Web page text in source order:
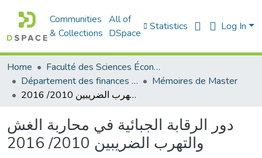
Communities
& Collections
All of
DSpace
Statistics Log In
Home
Faculté des Sciences Économiques Commerciales et des Sciences de Gestion
Département des finances et de comptabilité
Mémoires de Master
دور الرقابة الجبائية في محاربة الغش والتهرب الضريبين 2010/ 2016
دور الرقابة الجبائية في محاربة الغش
والتهرب الضريبين 2010/ 2016